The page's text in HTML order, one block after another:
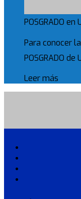
POSGRADO en
Para conocer
POSGRADO de
Leer más